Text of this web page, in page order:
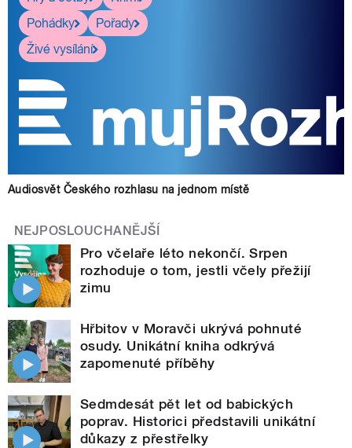
Pohádky
Pořady
Živé vysílání
Audiosvět Českého rozhlasu na jednom místě
NEJPOSLOUCHANĚJŠÍ
Pro včelaře léto nekončí. Srpen
rozhoduje o tom, jestli včely přežijí
zimu
Hřbitov v Moravči ukrývá pohnuté
osudy. Unikátní kniha odkrývá
zapomenuté příběhy
Sedmdesát pět let od babických
poprav. Historici představili unikátní
důkazy z přestřelky